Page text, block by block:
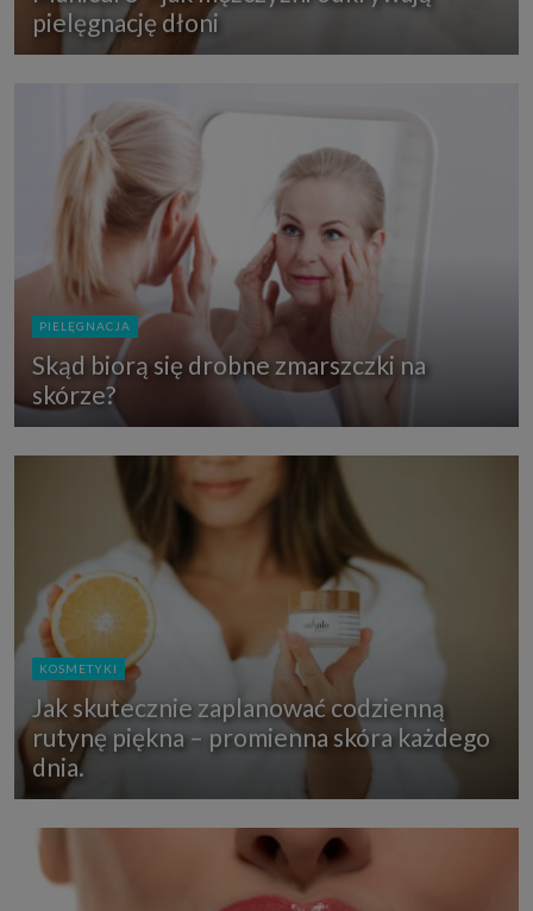
pielęgnację dłoni
PIELĘGNACJA
Skąd biorą się drobne zmarszczki na
skórze?
KOSMETYKI
Jak skutecznie zaplanować codzienną
rutynę piękna – promienna skóra każdego
dnia.